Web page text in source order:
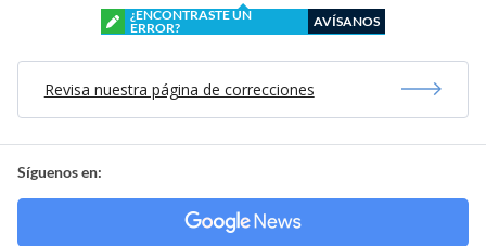
¿ENCONTRASTE UN
ERROR?
AVÍSANOS
Revisa nuestra página de correcciones
Síguenos en: